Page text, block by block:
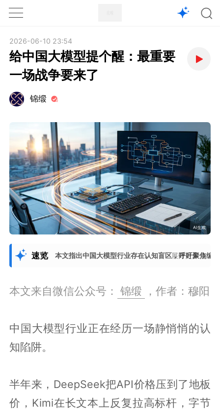
1X
2026-06-10 23:54
给中国大模型提个醒：最重要
一场战争要来了
锦缎
速览 本文指出中国大模型行业存在认知盲区，呼吁聚焦编
展开更多
本文来自微信公众号： 锦缎 ，作者：穆阳
中国大模型行业正在经历一场静悄悄的认
知陷阱。
半年来，DeepSeek把API价格压到了地板
价，Kimi在长文本上反复拉高标杆，字节